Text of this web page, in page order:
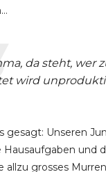
da steht, wer
wird
gesagt: Unseren
Hausaufgaben und
allzu grosses